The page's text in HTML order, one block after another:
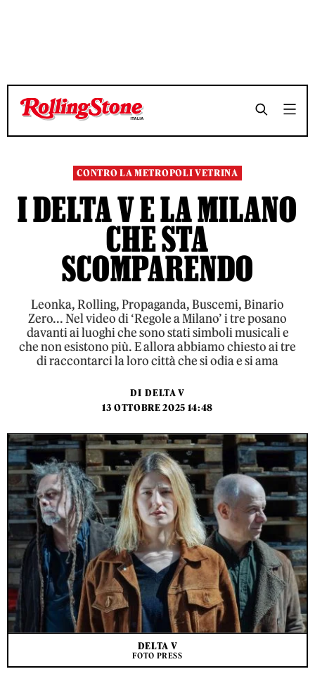
TEMPO DI LETTURA 6 MINUTI
TEMPO DI LETTURA 6 MINUTI
CONTRO LA METROPOLI VETRINA
I DELTA V E LA MILANO
CHE STA
SCOMPARENDO
Leonka, Rolling, Propaganda, Buscemi, Binario
Zero... Nel video di ‘Regole a Milano’ i tre posano
davanti ai luoghi che sono stati simboli musicali e
che non esistono più. E allora abbiamo chiesto ai tre
di raccontarci la loro città che si odia e si ama
DI DELTA V
13 OTTOBRE 2025 14:48
DELTA V
FOTO PRESS